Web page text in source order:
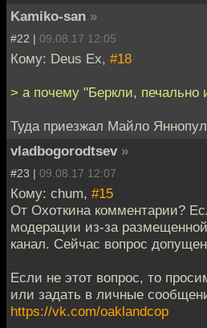
Kamiko-san »
#22 | 09.08.17 12:05
Кому: Deus Ex, #18
> а почему "Беркли, печально
Туда приезжал Майло
vladbogorodtsev »
#23 | 09.08.17 12:07
Кому: chum, #15
От Охоткина комментарии?
модерации из-за
канал. Сейчас вопрос
Если не этот вопрос, то
или задать в личные
https://vk.com/oaklandcop